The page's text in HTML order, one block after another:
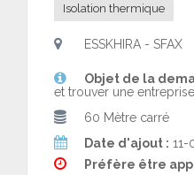
Isolation thermique
ESSKHIRA - SFAX
Objet de la
et trouver une entreprise
60 Mètre carré
Date d'ajout : 11-
Préfère être